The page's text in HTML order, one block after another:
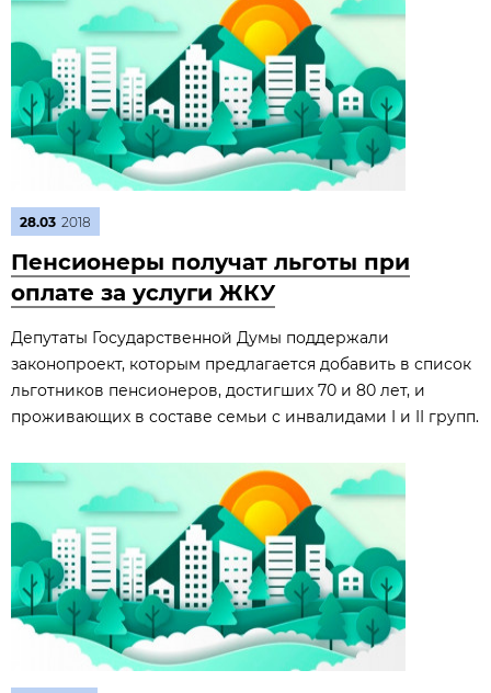
28.03 2018
Пенсионеры получат льготы при
оплате за услуги ЖКУ
Депутаты Государственной Думы поддержали
законопроект, которым предлагается добавить в список
льготников пенсионеров, достигших 70 и 80 лет, и
проживающих в составе семьи с инвалидами I и II групп.